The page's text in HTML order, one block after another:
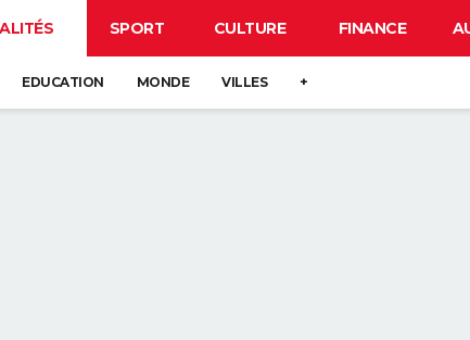
SPORT CULTURE FINANCE
EDUCATION MONDE VILLES +